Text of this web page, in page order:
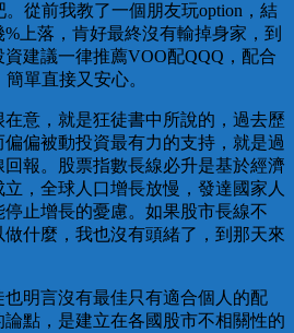
。從前我教了一個朋友玩option，結
上落，肯好最終沒有輸掉身家，到
建議一律推薦VOO配QQQ，配合
單直接又安心。
意，就是狂徒書中所說的，過去歷
偏被動投資最有力的支持，就是過
報。股票指數長線必升是基於經濟
，全球人口增長放慢，發達國家人
止增長的憂慮。如果股市長線不
什麼，我也沒有頭緒了，到那天來
明言沒有最佳只有適合個人的配
點，是建立在各國股市不相關性的